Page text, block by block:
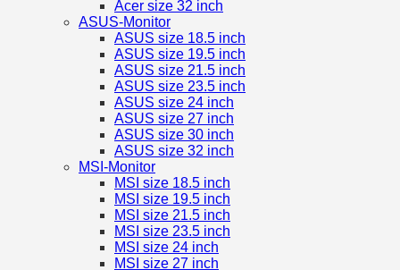
Acer size 32 inch
ASUS-Monitor
ASUS size 18.5 inch
ASUS size 19.5 inch
ASUS size 21.5 inch
ASUS size 23.5 inch
ASUS size 24 inch
ASUS size 27 inch
ASUS size 30 inch
ASUS size 32 inch
MSI-Monitor
MSI size 18.5 inch
MSI size 19.5 inch
MSI size 21.5 inch
MSI size 23.5 inch
MSI size 24 inch
MSI size 27 inch